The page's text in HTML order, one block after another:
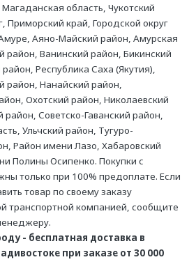
область, Чукотский
Приморский край, Городской округ
Аяно-Майский район, Амурская
район, Ванинский район, Бикинский
Республика Саха (Якутия),
район, Нанайский район,
Охотский район, Николаевский
Советско-Гаванский район,
Ульчский район, Тугуро-
Район имени Лазо, Хабаровский
Полины Осипенко. Покупки с
только при 100% предоплате. Если
товар по своему заказу
транспортной компанией, сообщите
- бесплатная доставка в
при заказе от 30 000